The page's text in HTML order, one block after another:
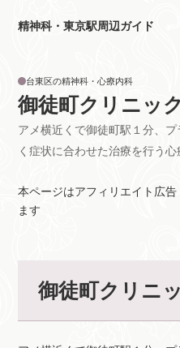
精神科・東京駅周辺ガイド
御徒町クリニック
アメ横近くで御徒町駅１分、
く症状に合わせた治療を行う心
台東区の精神科・心療内科
本ページはアフィリエイト広
ます
御徒町クリニ